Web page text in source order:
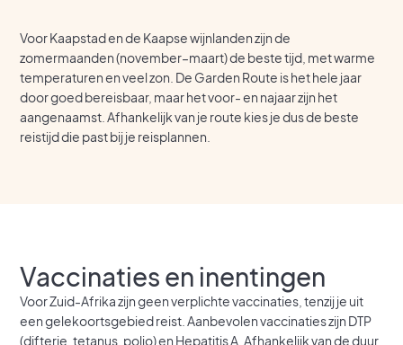
Voor Kaapstad en de Kaapse wijnlanden zijn de
zomermaanden (november–maart) de beste tijd, met warme
temperaturen en veel zon. De Garden Route is het hele jaar
door goed bereisbaar, maar het voor- en najaar zijn het
aangenaamst. Afhankelijk van je route kies je dus de beste
reistijd die past bij je reisplannen.
Vaccinaties en inentingen
Voor Zuid-Afrika zijn geen verplichte vaccinaties, tenzij je uit
een gelekoortsgebied reist. Aanbevolen vaccinaties zijn DTP
(difterie, tetanus, polio) en Hepatitis A. Afhankelijk van de duur